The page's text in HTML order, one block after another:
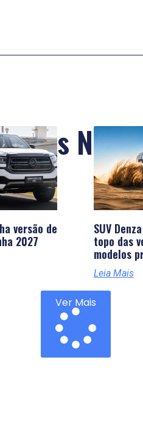
versão de
2027
SUV
topo das
modelos
Leia Mais
Ver Mais